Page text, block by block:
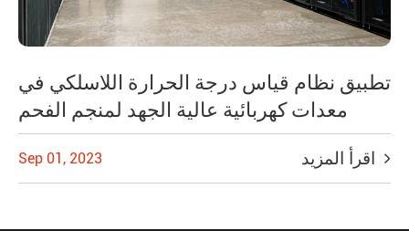
تطبيق نظام قياس درجة الحرارة اللاسلكي في
معدات كهربائية عالية الجهد لمنجم الفحم
Sep 01, 2023